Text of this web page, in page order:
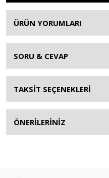
ÜRÜN YORUMLARI
SORU & CEVAP
TAKSİT SEÇENEKLERİ
ÖNERİLERİNİZ